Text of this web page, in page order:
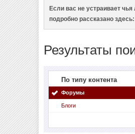
Если вас не устраивает
подробно рассказано
Результаты
По типу контента
Форумы
Блоги